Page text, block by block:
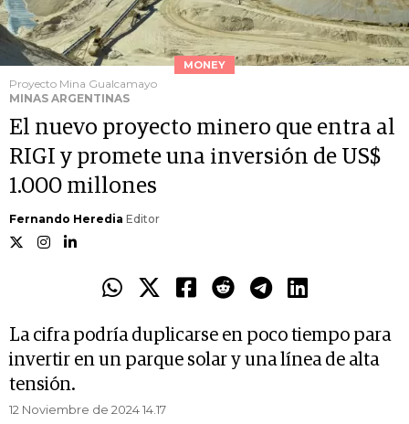
MONEY
Proyecto Mina Gualcamayo
MINAS ARGENTINAS
El nuevo proyecto minero que entra al
RIGI y promete una inversión de US$
1.000 millones
Fernando Heredia Editor
La cifra podría duplicarse en poco tiempo para
invertir en un parque solar y una línea de alta
tensión.
12 Noviembre de 2024 14.17